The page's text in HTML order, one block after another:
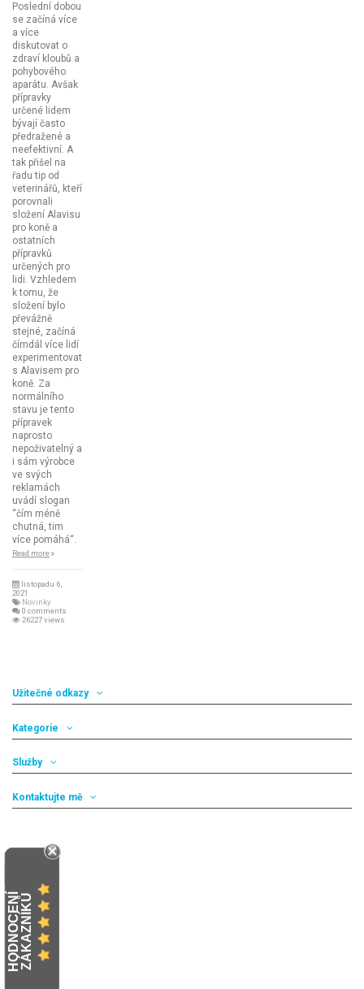
Poslední dobou
se začíná více
a více
diskutovat o
zdraví kloubů a
pohybového
aparátu. Avšak
přípravky
určené lidem
bývají často
předražené a
neefektivní. A
tak přišel na
řadu tip od
veterinářů, kteří
porovnali
složení Alavisu
pro koně a
ostatních
přípravků
určených pro
lidi. Vzhledem
k tomu, že
složení bylo
převážně
stejné, začíná
čímdál více lidí
experimentovat
s Alavisem pro
koně. Za
normálního
stavu je tento
přípravek
naprosto
nepoživatelný a
i sám výrobce
ve svých
reklamách
uvádí slogan
“čím méně
chutná, tim
více pomáhá“.
Read more
listopadu 6,
2021
Novinky
0 comments
26227 views
Užitečné odkazy
Kategorie
Služby
Kontaktujte mě
H
O
D
N
O
C
E
N
Í
Z
Á
K
A
Z
N
Í
KŮ